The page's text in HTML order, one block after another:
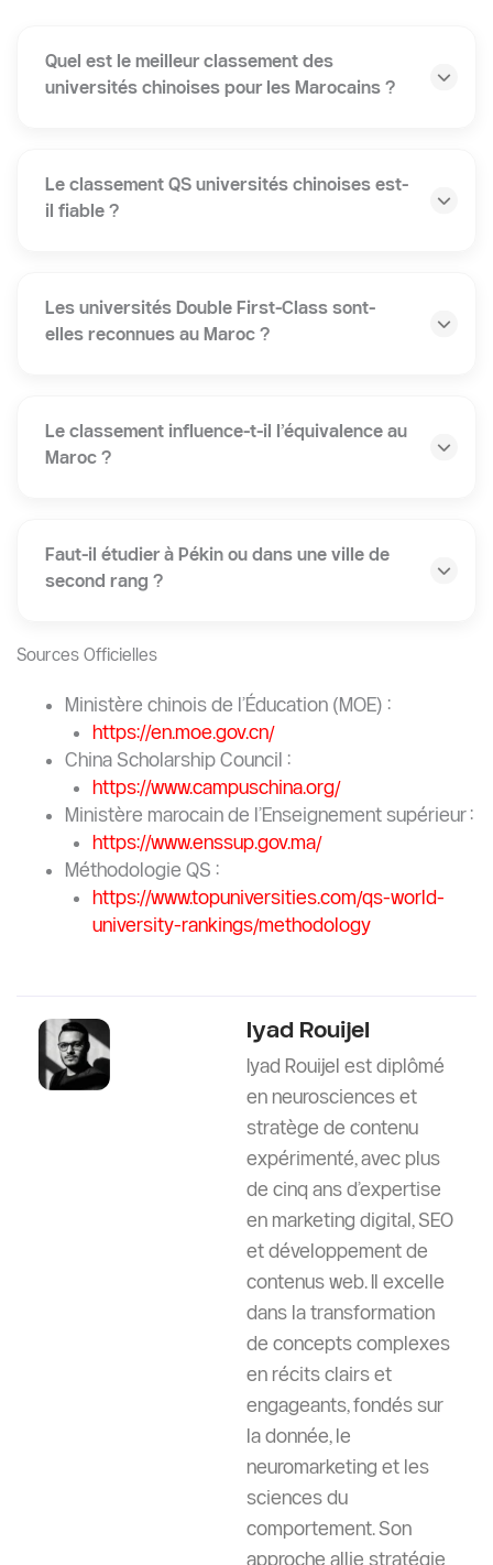
Quel est le meilleur classement des
universités chinoises pour les Marocains ?
Le classement QS universités chinoises est-
il fiable ?
Les universités Double First-Class sont-
elles reconnues au Maroc ?
Le classement influence-t-il l’équivalence au
Maroc ?
Faut-il étudier à Pékin ou dans une ville de
second rang ?
Sources Officielles
Ministère chinois de l’Éducation (MOE) :
https://en.moe.gov.cn/
China Scholarship Council :
https://www.campuschina.org/
Ministère marocain de l’Enseignement supérieur :
https://www.enssup.gov.ma/
Méthodologie QS :
https://www.topuniversities.com/qs-world-
university-rankings/methodology
Iyad Rouijel
Iyad Rouijel est diplômé
en neurosciences et
stratège de contenu
expérimenté, avec plus
de cinq ans d’expertise
en marketing digital, SEO
et développement de
contenus web. Il excelle
dans la transformation
de concepts complexes
en récits clairs et
engageants, fondés sur
la donnée, le
neuromarketing et les
sciences du
comportement. Son
approche allie stratégie